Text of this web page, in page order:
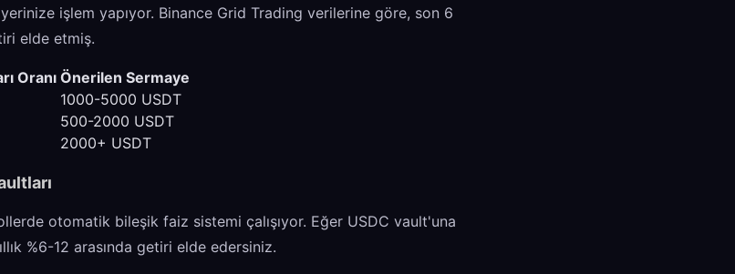
işlem yapıyor. Binance Grid Trading verilerine göre, son 6
elde etmiş.
Oranı Önerilen Sermaye
1000-5000 USDT
500-2000 USDT
2000+ USDT
otomatik bileşik faiz sistemi çalışıyor. Eğer USDC vault'una
%6-12 arasında getiri elde edersiniz.